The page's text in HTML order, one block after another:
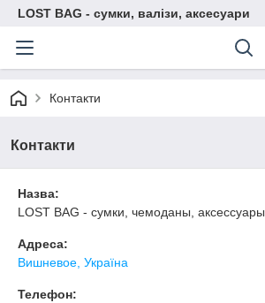
LOST BAG - сумки, валізи, аксесуари
Контакти
Контакти
Назва:
LOST BAG - сумки, чемоданы, аксессуары
Адреса:
Вишневое, Україна
Телефон: